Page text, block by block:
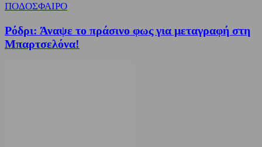
ΠΟΔΟΣΦΑΙΡΟ
Ρόδρι: Άναψε το πράσινο φως για μεταγραφή στη
Μπαρτσελόνα!